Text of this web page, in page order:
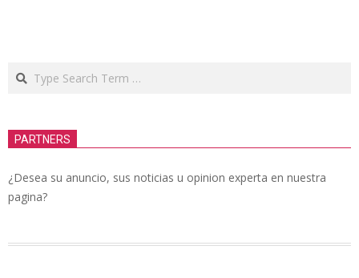
Search
PARTNERS
¿Desea su anuncio, sus noticias u opinion experta en nuestra
pagina?